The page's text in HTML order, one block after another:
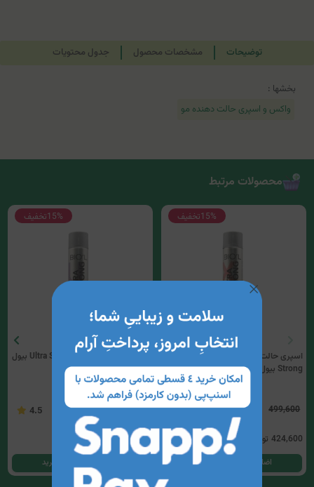
توضیحات مشخصات محصول جدول محتویات
بخشها :
واکس و اسپری حالت دهنده مو
محصولات مرتبط
15%تخفیف
اسپری حالت دهنده مو مدل Extra
Strong بیول (500میلی‌لیتر)
499,600
3.33
424,600 تومان
اضافه کردن به سبد خرید
15%تخفیف
اسپری موی قوی مدل Ultra Strong بیول
(250میلی‌لیتر)
399,700
4.5
339,800 تومان
اضافه کردن به سبد خرید